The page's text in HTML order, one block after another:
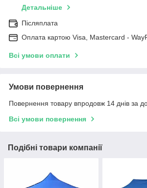
Детальніше
Післяплата
Оплата картою Visa, Mastercard -
Всі умови оплати
Умови повернення
Повернення товару впродовж 14 днів за
Всі умови повернення
Подібні товари компанії